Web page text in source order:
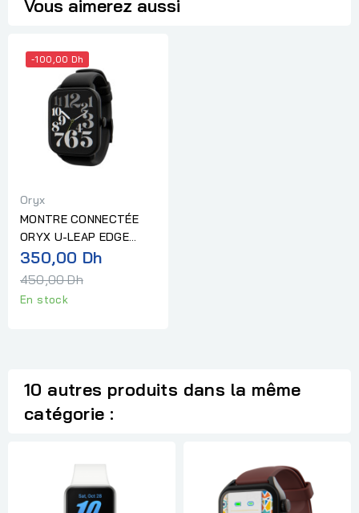
Vous aimerez aussi
-100,00 Dh
Oryx
MONTRE CONNECTÉE
ORYX U-LEAP EDGE
NOIR
350,00 DhPrix
450,00 Dh
En stock
10 autres produits dans la même
catégorie :